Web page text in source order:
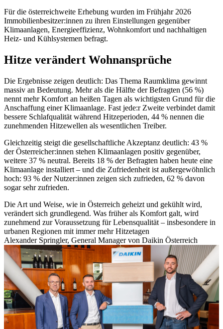
Für die österreichweite Erhebung wurden im Frühjahr 2026
Immobilienbesitzer:innen zu ihren Einstellungen gegenüber
Klimaanlagen, Energieeffizienz, Wohnkomfort und nachhaltigen
Heiz- und Kühlsystemen befragt.
Hitze verändert Wohnansprüche
Die Ergebnisse zeigen deutlich: Das Thema Raumklima gewinnt
massiv an Bedeutung. Mehr als die Hälfte der Befragten (56 %)
nennt mehr Komfort an heißen Tagen als wichtigsten Grund für die
Anschaffung einer Klimaanlage. Fast jede:r Zweite verbindet damit
bessere Schlafqualität während Hitzeperioden, 44 % nennen die
zunehmenden Hitzewellen als wesentlichen Treiber.
Gleichzeitig steigt die gesellschaftliche Akzeptanz deutlich: 43 %
der Österreicher:innen stehen Klimaanlagen positiv gegenüber,
weitere 37 % neutral. Bereits 18 % der Befragten haben heute eine
Klimaanlage installiert – und die Zufriedenheit ist außergewöhnlich
hoch: 93 % der Nutzer:innen zeigen sich zufrieden, 62 % davon
sogar sehr zufrieden.
Die Art und Weise, wie in Österreich geheizt und gekühlt wird,
verändert sich grundlegend. Was früher als Komfort galt, wird
zunehmend zur Voraussetzung für Lebensqualität – insbesondere in
urbanen Regionen mit immer mehr Hitzetagen
Alexander Springler, General Manager von Daikin Österreich